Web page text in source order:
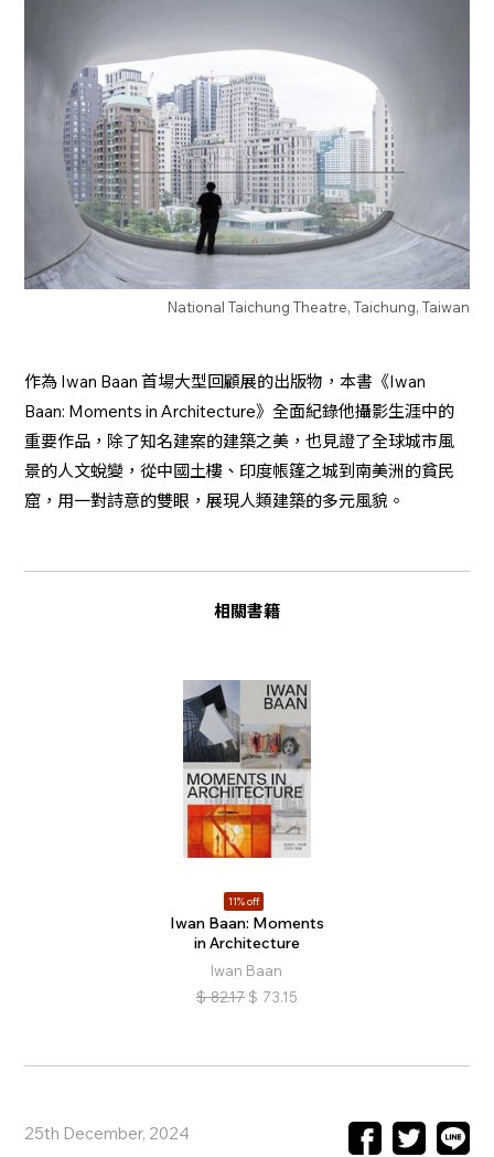
National Taichung Theatre, Taichung, Taiwan
作為 Iwan Baan 首場大型回顧展的出版物，本書《Iwan
Baan: Moments in Architecture》全面紀錄他攝影生涯中的
重要作品，除了知名建案的建築之美，也見證了全球城市風
景的人文蛻變，從中國土樓、印度帳篷之城到南美洲的貧民
窟，用一對詩意的雙眼，展現人類建築的多元風貌。
相關書籍
11% off
Iwan Baan: Moments
in Architecture
Iwan Baan
$ 82.17 $ 73.15
25th December, 2024